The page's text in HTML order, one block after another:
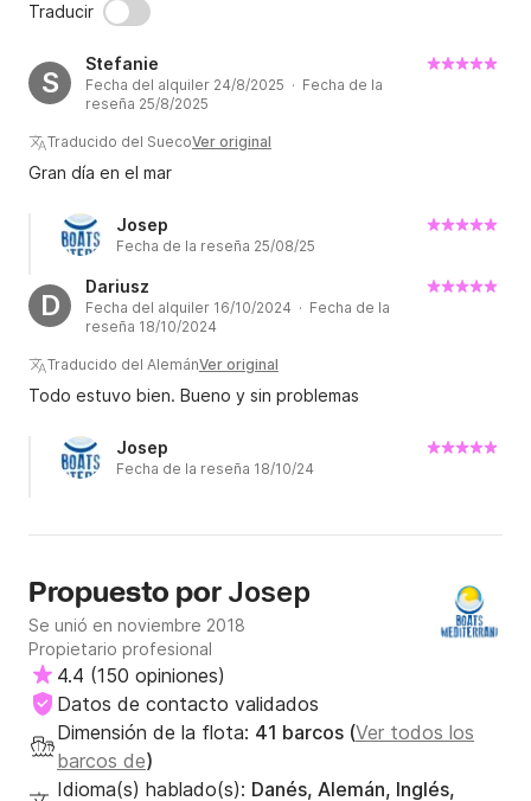
Traducir
S
Stefanie
Fecha del alquiler 24/8/2025 · Fecha de la
reseña 25/8/2025
Traducido del SuecoVer original
Gran día en el mar
Josep
Fecha de la reseña 25/08/25
D
Dariusz
Fecha del alquiler 16/10/2024 · Fecha de la
reseña 18/10/2024
Traducido del AlemánVer original
Todo estuvo bien. Bueno y sin problemas
Josep
Fecha de la reseña 18/10/24
Propuesto por Josep
Se unió en noviembre 2018
Propietario profesional
4.4 (150 opiniones)
Datos de contacto validados
Dimensión de la flota: 41 barcos (Ver todos los
barcos de)
Idioma(s) hablado(s): Danés, Alemán, Inglés,